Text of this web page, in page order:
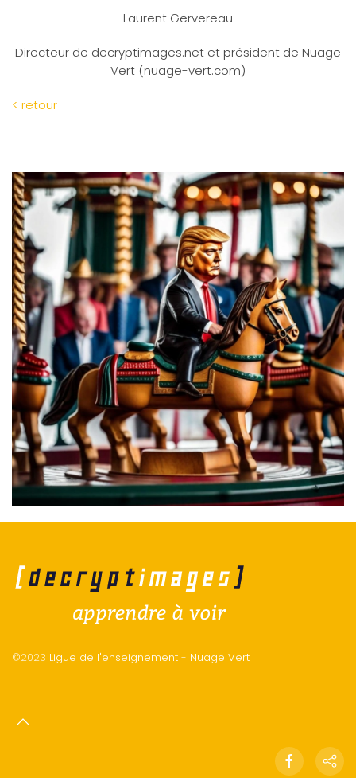
Laurent Gervereau
Directeur de decryptimages.net et président de Nuage
Vert (nuage-vert.com)
< retour
©2023 Ligue de l'enseignement - Nuage Vert